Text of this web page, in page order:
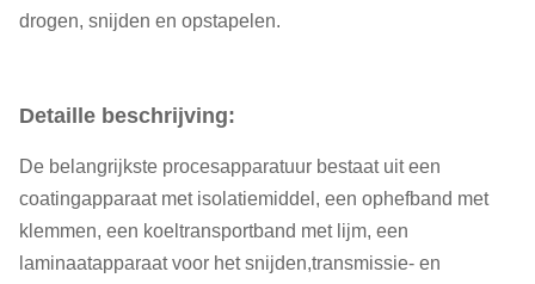
drogen, snijden en opstapelen.
Detaille beschrijving:
De belangrijkste procesapparatuur bestaat uit een
coatingapparaat met isolatiemiddel, een ophefband met
klemmen, een koeltransportband met lijm, een
laminaatapparaat voor het snijden,transmissie- en